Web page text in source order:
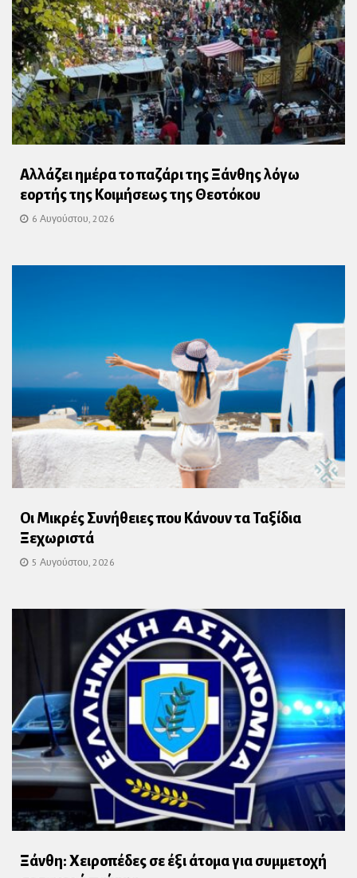
Αλλάζει ημέρα το παζάρι της Ξάνθης λόγω
εορτής της Κοιμήσεως της Θεοτόκου
6 Αυγούστου, 2026
Οι Μικρές Συνήθειες που Κάνουν τα Ταξίδια
Ξεχωριστά
5 Αυγούστου, 2026
Ξάνθη: Χειροπέδες σε έξι άτομα για συμμετοχή